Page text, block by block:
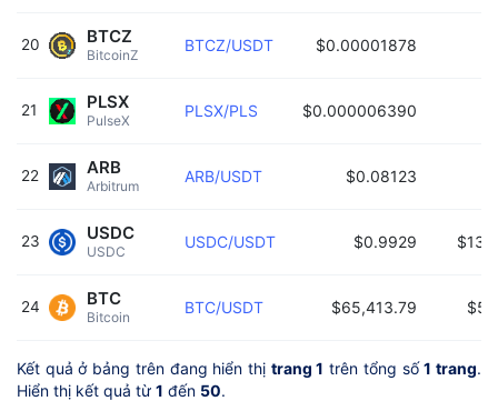
20
BitcoinZ
BTCZ BTCZ/USDT $0.00001878
21
PulseX
PLSX PLSX/PLS $0.000006390
22
Arbitrum
ARB ARB/USDT $0.08123
23
USDC
USDC USDC/USDT $0.9929
24
Bitcoin
BTC BTC/USDT $65,413.79
Kết quả ở bảng trên đang hiển thị trang 1 trên tổng số1 trang.
Hiển thị kết quả từ 1 đến 50.